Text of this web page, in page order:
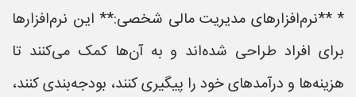
* **نرم‌افزارهای مدیریت مالی شخصی:** این نرم‌افزارها
برای افراد طراحی شده‌اند و به آن‌ها کمک می‌کنند تا
هزینه‌ها و درآمدهای خود را پیگیری کنند، بودجه‌بندی کنند،